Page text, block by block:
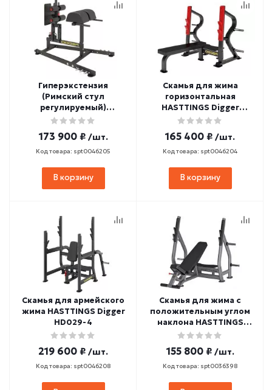
Гиперэкстензия
(Римский стул
регулируемый)
HASTTINGS Digger
173 900 ₽ /шт.
Код товара: spt0046205
В корзину
Скамья для жима
горизонтальная
HASTTINGS Digger
HD026-5
165 400 ₽ /шт.
Код товара: spt0046204
В корзину
Скамья для армейского
жима HASTTINGS Digger
HD029-4
219 600 ₽ /шт.
Код товара: spt0046208
Скамья для жима с
положительным углом
наклона HASTTINGS
Digger HD005-4
155 800 ₽ /шт.
Код товара: spt0036398